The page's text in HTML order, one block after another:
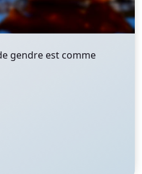
gendre est comme